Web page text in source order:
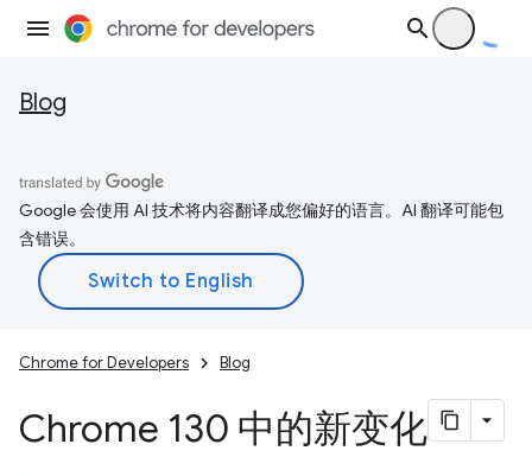
Blog
Google 会使用 AI 技术将内容翻译成您偏好的语言。AI 翻译可能包
含错误。
Chrome for Developers Blog
Chrome 130 中的新变化